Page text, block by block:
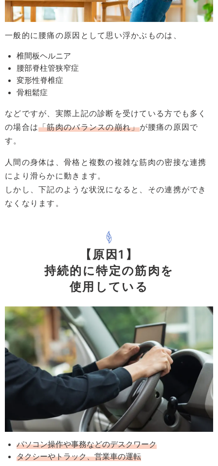
一般的に腰痛の原因として思い浮かぶものは、
椎間板ヘルニア
腰部脊柱管狭窄症
変形性脊椎症
骨粗鬆症
などですが、実際上記の診断を受けている方でも多く
の場合は「筋肉のバランスの崩れ」が腰痛の原因で
す。
人間の身体は、骨格と複数の複雑な筋肉の密接な連携
により滑らかに動きます。
しかし、下記のような状況になると、その連携ができ
なくなります。
【原因1】
持続的に特定の筋肉を
使用している
パソコン操作や事務などのデスクワーク
タクシーやトラック、営業車の運転